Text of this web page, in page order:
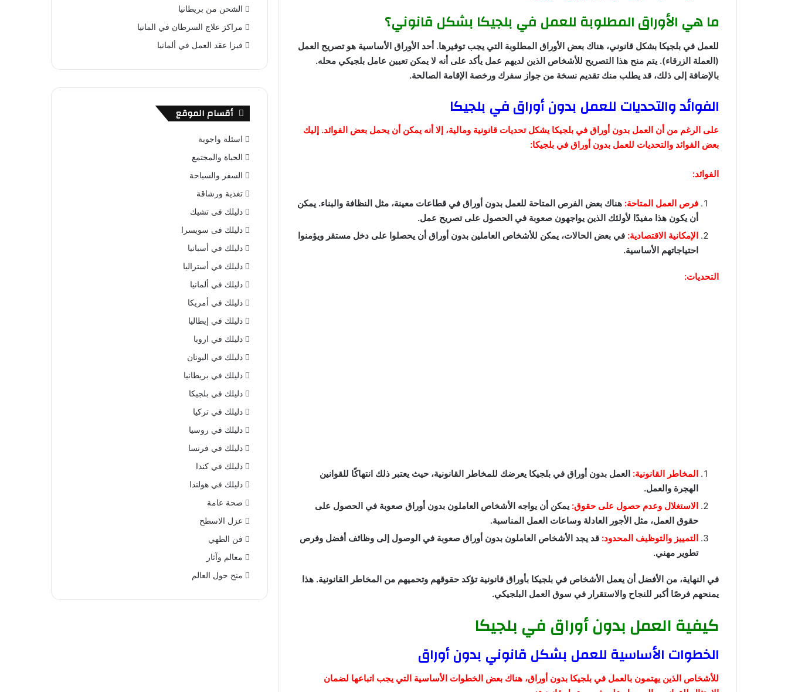
ما هي الأوراق المطلوبة للعمل في بلجيكا بشكل قانوني؟
للعمل في بلجيكا بشكل قانوني، هناك بعض الأوراق المطلوبة التي يجب توفيرها. أحد الأوراق الأساسية هو تصريح العمل
(العملة الزرقاء). يتم منح هذا التصريح للأشخاص الذين لديهم عمل يأكد على أنه لا يمكن تعيين عامل بلجيكي محله.
بالإضافة إلى ذلك، قد يطلب منك تقديم نسخة من جواز سفرك ورخصة الإقامة الصالحة.
الفوائد والتحديات للعمل بدون أوراق في بلجيكا
على الرغم من أن العمل بدون أوراق في بلجيكا يشكل تحديات قانونية ومالية، إلا أنه يمكن أن يحمل بعض الفوائد. إليك
بعض الفوائد والتحديات للعمل بدون أوراق في بلجيكا:
الفوائد:
فرص العمل المتاحة: هناك بعض الفرص المتاحة للعمل بدون أوراق في قطاعات معينة، مثل النظافة والبناء. يمكن
أن يكون هذا مفيدًا لأولئك الذين يواجهون صعوبة في الحصول على تصريح عمل.
الإمكانية الاقتصادية: في بعض الحالات، يمكن للأشخاص العاملين بدون أوراق أن يحصلوا على دخل مستقر ويؤمنوا
احتياجاتهم الأساسية.
التحديات:
المخاطر القانونية: العمل بدون أوراق في بلجيكا يعرضك للمخاطر القانونية، حيث يعتبر ذلك انتهاكًا للقوانين
الهجرة والعمل.
الاستغلال وعدم حصول على حقوق: يمكن أن يواجه الأشخاص العاملون بدون أوراق صعوبة في الحصول على
حقوق العمل، مثل الأجور العادلة وساعات العمل المناسبة.
التمييز والتوظيف المحدود: قد يجد الأشخاص العاملون بدون أوراق صعوبة في الوصول إلى وظائف أفضل وفرص
تطوير مهني.
في النهاية، من الأفضل أن يعمل الأشخاص في بلجيكا بأوراق قانونية تؤكد حقوقهم وتحميهم من المخاطر القانونية. هذا
يمنحهم فرصًا أكبر للنجاح والاستقرار في سوق العمل البلجيكي.
كيفية العمل بدون أوراق في بلجيكا
الخطوات الأساسية للعمل بشكل قانوني بدون أوراق
للأشخاص الذين يهتمون بالعمل في بلجيكا بدون أوراق، هناك بعض الخطوات الأساسية التي يجب اتباعها لضمان
الشحن من بريطانيا
مراكز علاج السرطان في المانيا
فيزا عقد العمل في ألمانيا
أقسام الموقع
اسئلة واجوبة
الحياة والمجتمع
السفر والسياحة
تغذية ورشاقة
دليلك فى تشيك
دليلك فى سويسرا
دليلك في أسبانيا
دليلك في أستراليا
دليلك في ألمانيا
دليلك في أمريكا
دليلك في إيطاليا
دليلك في اروبا
دليلك في اليونان
دليلك في بريطانيا
دليلك في بلجيكا
دليلك في تركيا
دليلك في روسيا
دليلك في فرنسا
دليلك في كندا
دليلك في هولندا
صحة عامة
عزل الاسطح
فن الطهي
معالم وآثار
منح حول العالم